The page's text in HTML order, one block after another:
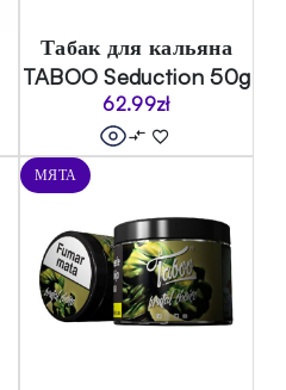
Табак для кальяна
TABOO Seduction 50g
62.99zł
МЯТА